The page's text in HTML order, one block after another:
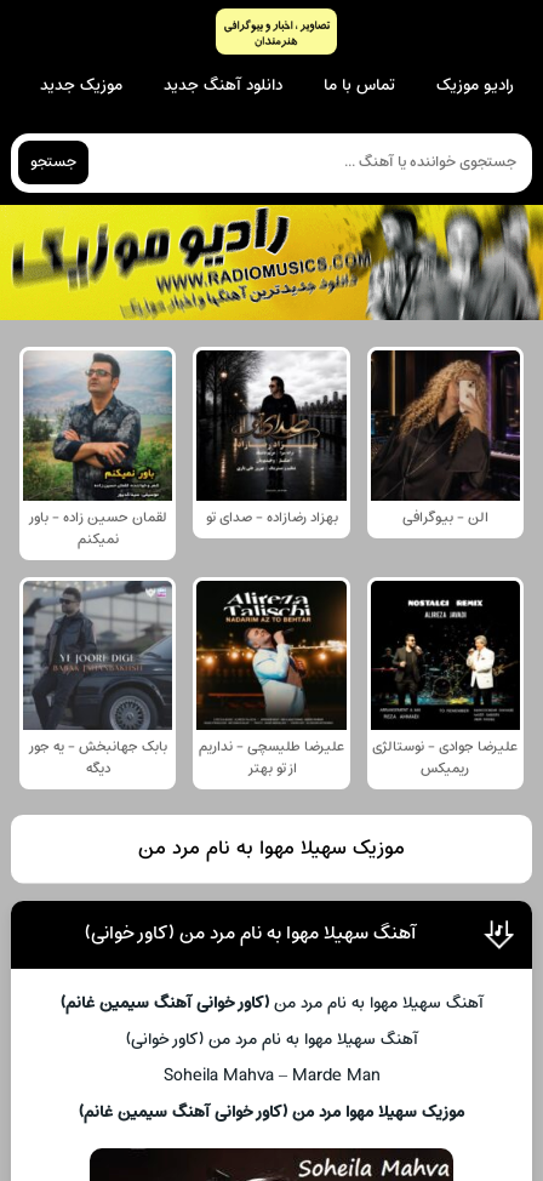
رادیو موزیک تماس با ما دانلود آهنگ جدید موزیک جدید
جستجو
الن - بیوگرافی بهزاد رضازاده - صدای تو
لقمان حسین زاده - باور
نمیکنم
علیرضا جوادی - نوستالژی
ریمیکس
علیرضا طلیسچی - نداریم
از تو بهتر
بابک جهانبخش - یه جور
دیگه
موزیک سهیلا مهوا به نام مرد من
آهنگ سهیلا مهوا به نام مرد من (کاور خوانی)
آهنگ سهیلا مهوا به نام مرد من(کاور خوانی آهنگ سیمین غانم)
آهنگ سهیلا مهوا به نام مرد من (کاور خوانی)
Soheila Mahva – Marde Man
موزیک سهیلا مهوا مرد من (کاور خوانی آهنگ سیمین غانم)